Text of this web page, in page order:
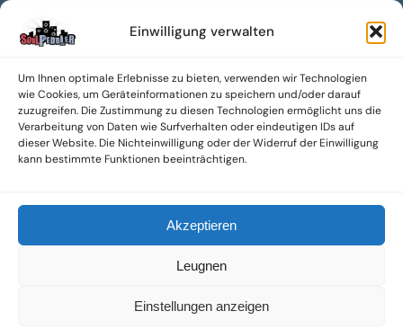
Einwilligung verwalten
Um Ihnen optimale Erlebnisse zu bieten, verwenden wir Technologien
wie Cookies, um Geräteinformationen zu speichern und/oder darauf
zuzugreifen. Die Zustimmung zu diesen Technologien ermöglicht uns die
Verarbeitung von Daten wie Surfverhalten oder eindeutigen IDs auf
dieser Website. Die Nichteinwilligung oder der Widerruf der Einwilligung
kann bestimmte Funktionen beeinträchtigen.
Akzeptieren
Leugnen
Einstellungen anzeigen
entwickelt aus dem SoulPeddler Vinyl-Presswerk und
unserer Online-Gig-Plattform.
Wir bieten eine breite Auswahl an sowohl hochgradig
sammelwürdigen als auch Mainstream-Titeln und -Formaten auf
Vinyl, CD und weiteren Medien.
Sowohl neue als auch gebrauchte, nach Zustand bewertete
Wir setzen uns leidenschaftlich für unabhängige Künstler und
Labels ein und bieten hochwertige, maßgeschneiderte Lösungen
aus über 30 Jahren Erfahrung in der Musikindustrie.
SoulPeddler Mailorder, Records & Vinyl Production – DUBOX –
Nettirock – Nice Guy Records – MOVA Museum of Vinyl Arts